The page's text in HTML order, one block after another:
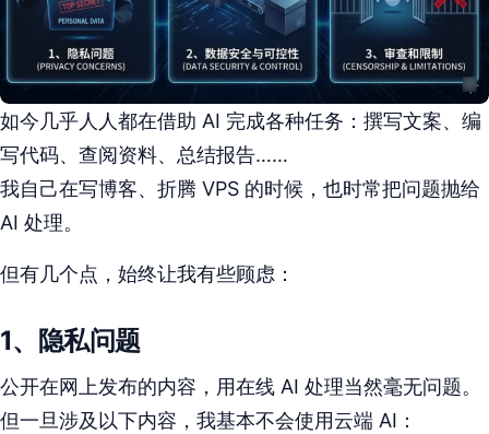
如今几乎人人都在借助 AI 完成各种任务：撰写文案、编
写代码、查阅资料、总结报告……
我自己在写博客、折腾 VPS 的时候，也时常把问题抛给
AI 处理。
但有几个点，始终让我有些顾虑：
1、 隐私问题
公开在网上发布的内容，用在线 AI 处理当然毫无问题。
但一旦涉及以下内容，我基本不会使用云端 AI：